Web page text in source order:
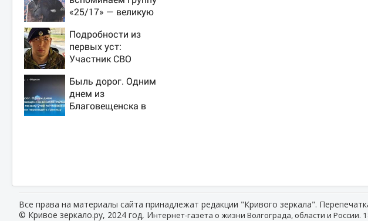
«25/17» — великую
Подробности из
первых уст:
Участник СВО
спасло его в
схватке с медведем
Быль дорог. Одним
днем из
Благовещенска в
Все права на материалы сайта принадлежат редакции "Кривого зеркала".
© Кривое зеркало.ру, 2024 год, Интернет-газета о жизни Волгограда, области и России.